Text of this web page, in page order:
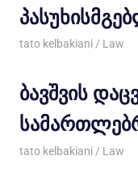
09/10/2013
tato kelbakiani Law
ბავშვის
08/10/2013
tato kelbakiani Law